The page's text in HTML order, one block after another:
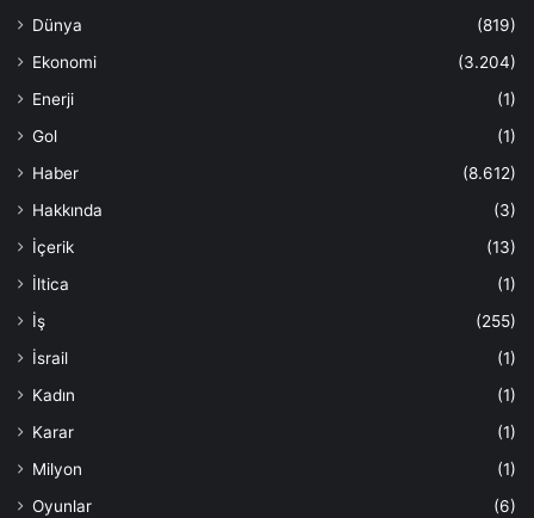
Dünya
(819)
Ekonomi
(3.204)
Enerji
(1)
Gol
(1)
Haber
(8.612)
Hakkında
(3)
İçerik
(13)
İltica
(1)
İş
(255)
İsrail
(1)
Kadın
(1)
Karar
(1)
Milyon
(1)
Oyunlar
(6)